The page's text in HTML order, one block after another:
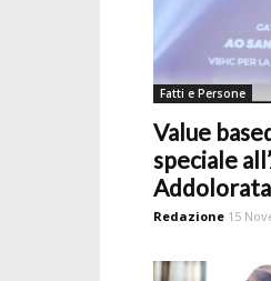
Fatti e Persone
Value
speciale
Addolorata
Redazione 15